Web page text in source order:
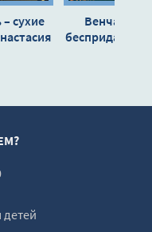
сухие
Венчание с
детей